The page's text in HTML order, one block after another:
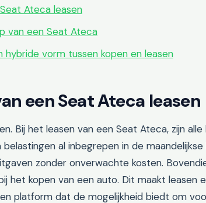
Ateca leasen
van een Seat Ateca
hybride vorm tussen kopen en leasen
een Seat Ateca leasen
Bij het leasen van een Seat Ateca, zijn alle
al inbegrepen in de
zonder onverwachte kosten.
het kopen van een auto. Dit maakt leasen
platform dat de mogelijkheid biedt om